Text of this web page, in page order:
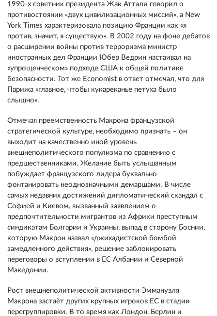
1990-х советник президента Жак Аттали говорил о
противостоянии «двух цивилизационных миссий», а New
York Times характеризовала позицию Франции как «я
против, значит, я существую». В 2002 году на фоне дебатов
о расширении войны против терроризма министр
иностранных дел Франции Юбер Ведрин настаивал на
«упрощенческом» подходе США к общей политике
безопасности. Тот же Economist в ответ отмечал, что для
Парижа «главное, чтобы кукареканье петуха было
слышно».
Отмечая преемственность Макрона французской
стратегической культуре, необходимо признать – он
выходит на качественно иной уровень
внешнеполитического популизма по сравнению с
предшественниками. Желание быть услышанным
побуждает французского лидера буквально
фонтанировать неоднозначными демаршами. В числе
самых недавних достижений дипломатический скандал с
Софией и Киевом, вызванный заявлением о
предпочтительности мигрантов из Африки преступным
синдикатам Болгарии и Украины, выпад в сторону Боснии,
которую Макрон назвал «джихадистской бомбой
замедленного действия», решение заблокировать
переговоры о вступлении в ЕС Албании и Северной
Македонии.
Рост внешнеполитической активности Эммануэля
Макрона застаёт других крупных игроков ЕС в стадии
перегруппировки. В то время как Лондон, Берлин и